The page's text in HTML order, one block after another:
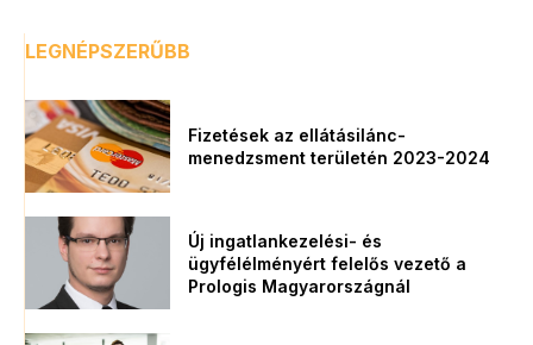
LEGNÉPSZERŰBB
Fizetések az ellátásilánc-
menedzsment területén 2023-2024
Új ingatlankezelési- és
ügyfélélményért felelős vezető a
Prologis Magyarországnál